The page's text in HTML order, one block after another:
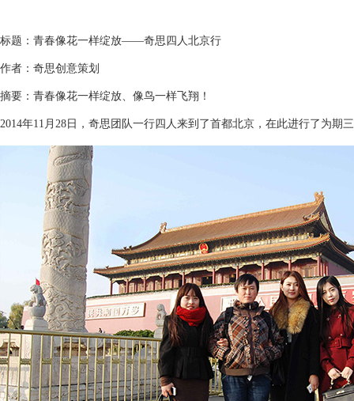
标题：青春像花一样绽放——奇思四人北京行
作者：奇思创意策划
摘要：青春像花一样绽放、像鸟一样飞翔！
2014年11月28日，奇思团队一行四人来到了首都北京，在此进行了为期